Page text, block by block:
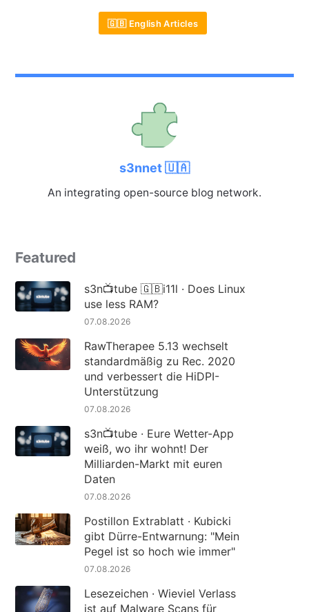
🇬🇧 English Articles
s3nnet 🇺🇦
An integrating open-source blog network.
Featured
s3n📺tube 🇬🇧i11l · Does Linux
use less RAM?
07.08.2026
RawTherapee 5.13 wechselt
standardmäßig zu Rec. 2020
und verbessert die HiDPI-
Unterstützung
07.08.2026
s3n📺tube · Eure Wetter-App
weiß, wo ihr wohnt! Der
Milliarden-Markt mit euren
Daten
07.08.2026
Postillon Extrablatt · Kubicki
gibt Dürre-Entwarnung: "Mein
Pegel ist so hoch wie immer"
07.08.2026
Lesezeichen · Wieviel Verlass
ist auf Malware Scans für